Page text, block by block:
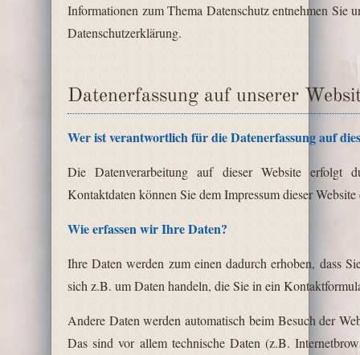
Informationen zum Thema Datenschutz entnehmen Sie
Datenschutzerklärung.
Datenerfassung auf unserer
Wer ist verantwortlich für die Datenerfassung auf
Die Datenverarbeitung auf dieser Website erfolgt
Kontaktdaten können Sie dem Impressum dieser Website
Wie erfassen wir Ihre Daten?
Ihre Daten werden zum einen dadurch erhoben, dass
sich z.B. um Daten handeln, die Sie in ein
Andere Daten werden automatisch beim Besuch der
Das sind vor allem technische Daten (z.B.